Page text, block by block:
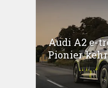
Audi A2 e-
Pionier